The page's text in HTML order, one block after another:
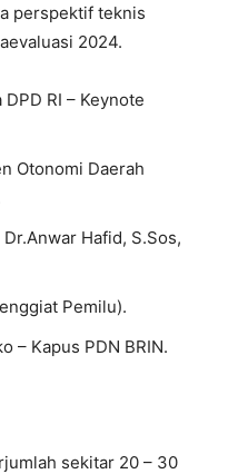
perspektif teknis
2024.
DPD RI – Keynote
Otonomi Daerah
Hafid, S.Sos,
Pemilu).
– Kapus PDN BRIN.
sekitar 20 – 30